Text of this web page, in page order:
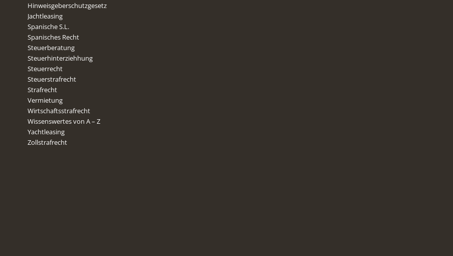
Hinweisgeberschutzgesetz
Jachtleasing
Spanische S.L.
Spanisches Recht
Steuerberatung
Steuerhinterziehhung
Steuerrecht
Steuerstrafrecht
Strafrecht
Vermietung
Wirtschaftsstrafrecht
Wissenswertes von A – Z
Yachtleasing
Zollstrafrecht